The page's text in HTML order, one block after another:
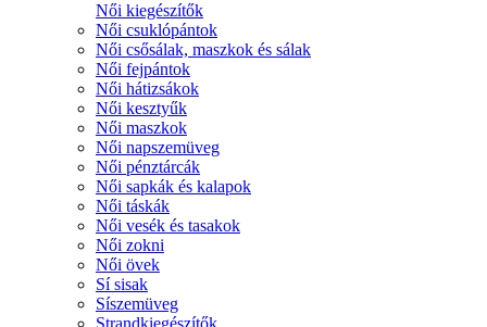
Női kiegészítők
Női csuklópántok
Női csősálak, maszkok és sálak
Női fejpántok
Női hátizsákok
Női kesztyűk
Női maszkok
Női napszemüveg
Női pénztárcák
Női sapkák és kalapok
Női táskák
Női vesék és tasakok
Női zokni
Női övek
Sí sisak
Síszemüveg
Strandkiegészítők